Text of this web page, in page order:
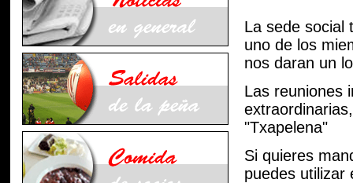
La sede social
uno de los
nos daran un
Las reuniones
"Txapelena"
Si quieres
puedes utilizar